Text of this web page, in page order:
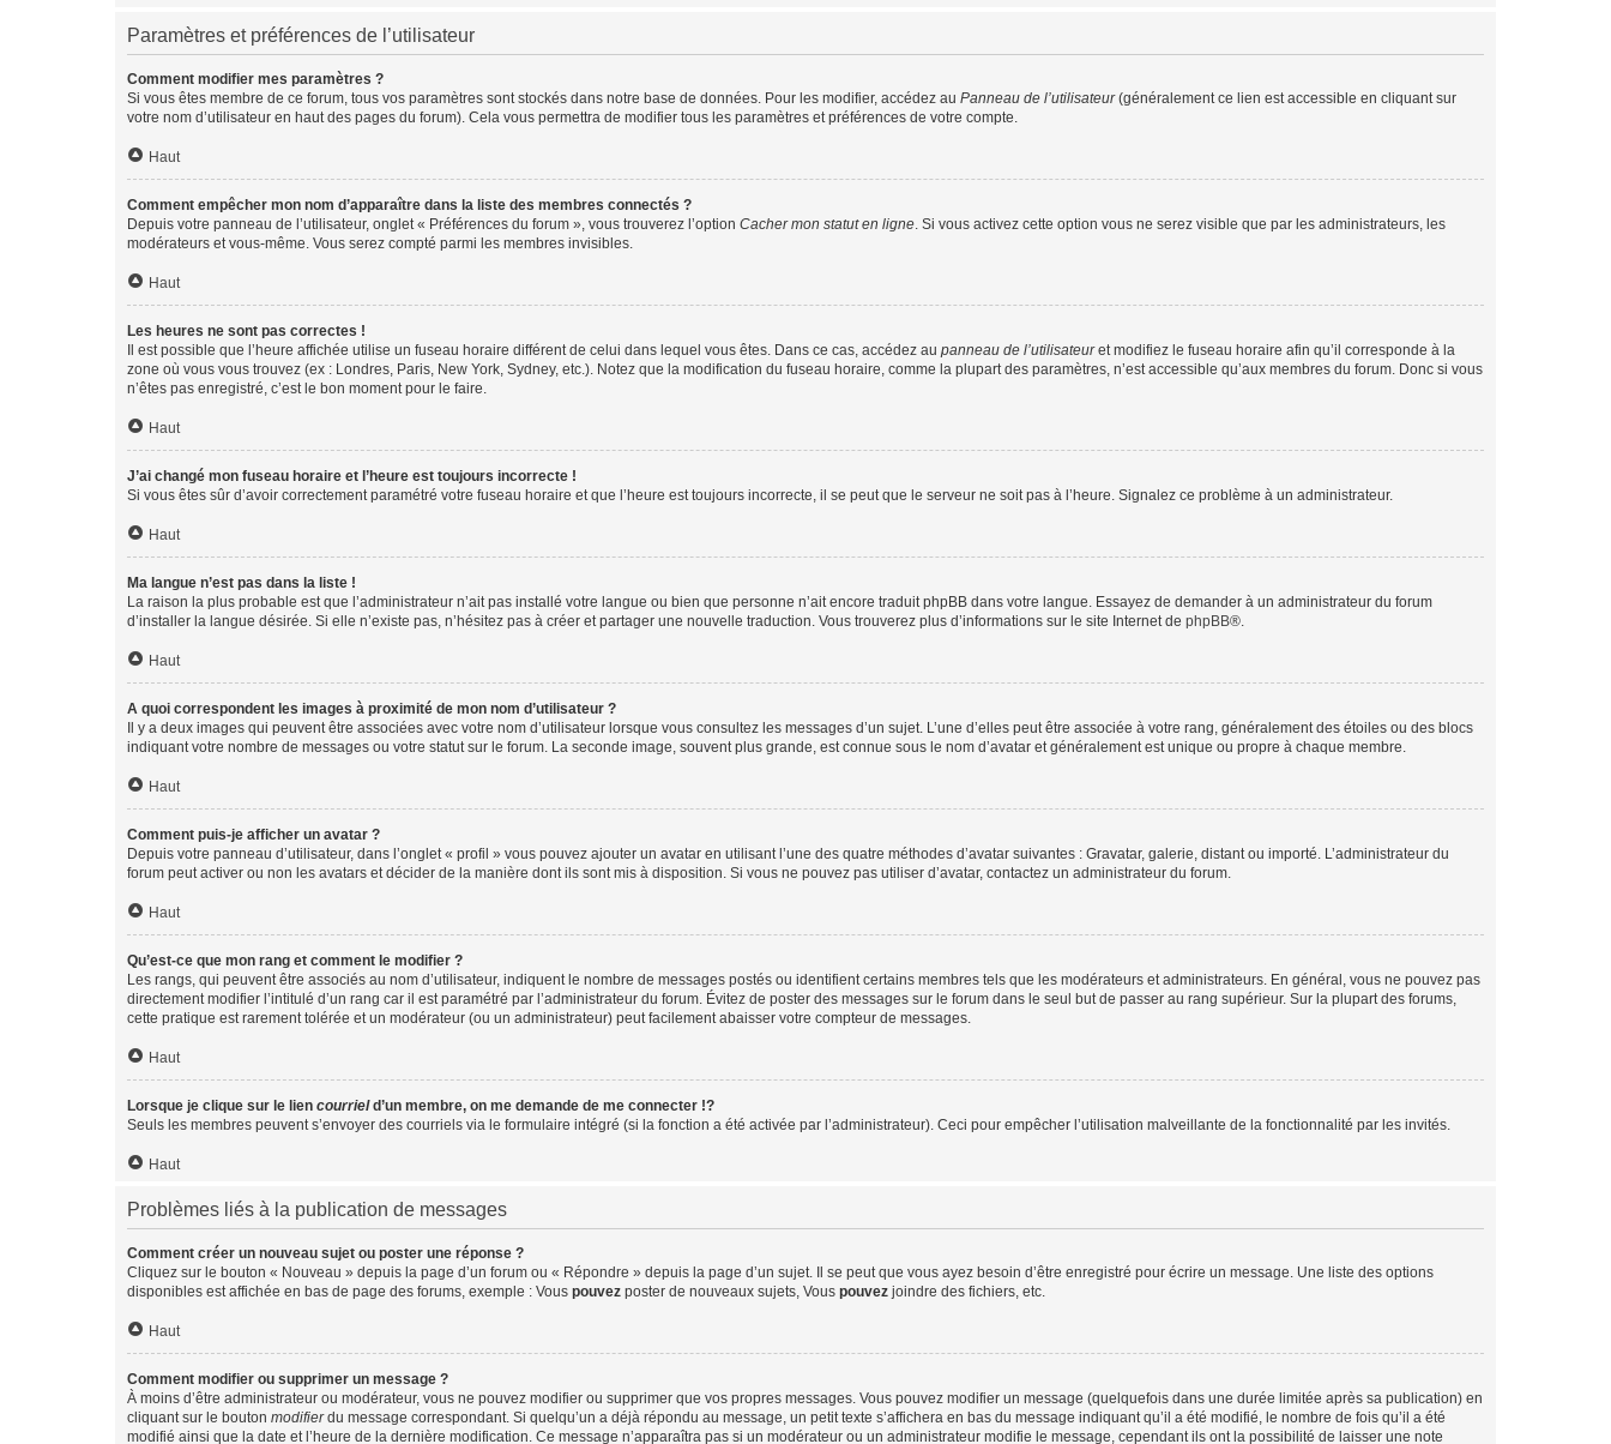
Paramètres et préférences de l’utilisateur
Comment modifier mes paramètres ?
Si vous êtes membre de ce forum, tous vos paramètres sont stockés dans notre base de données. Pour les modifier, accédez au Panneau de l’utilisateur(généralement ce lien est accessible en cliquant sur
votre nom d’utilisateur en haut des pages du forum). Cela vous permettra de modifier tous les paramètres et préférences de votre compte.
Haut
Comment empêcher mon nom d’apparaître dans la liste des membres connectés ?
Depuis votre panneau de l’utilisateur, onglet « Préférences du forum », vous trouverez l’option Cacher mon statut en ligne. Si vous activez cette option vous ne serez visible que par les administrateurs, les
modérateurs et vous-même. Vous serez compté parmi les membres invisibles.
Haut
Les heures ne sont pas correctes !
Il est possible que l’heure affichée utilise un fuseau horaire différent de celui dans lequel vous êtes. Dans ce cas, accédez au panneau de l’utilisateuret modifiez le fuseau horaire afin qu’il corresponde à la
zone où vous vous trouvez (ex : Londres, Paris, New York, Sydney, etc.). Notez que la modification du fuseau horaire, comme la plupart des paramètres, n’est accessible qu’aux membres du forum. Donc si vous
n’êtes pas enregistré, c’est le bon moment pour le faire.
Haut
J’ai changé mon fuseau horaire et l’heure est toujours incorrecte !
Si vous êtes sûr d’avoir correctement paramétré votre fuseau horaire et que l’heure est toujours incorrecte, il se peut que le serveur ne soit pas à l’heure. Signalez ce problème à un administrateur.
Haut
Ma langue n’est pas dans la liste !
La raison la plus probable est que l’administrateur n’ait pas installé votre langue ou bien que personne n’ait encore traduit phpBB dans votre langue. Essayez de demander à un administrateur du forum
d’installer la langue désirée. Si elle n’existe pas, n’hésitez pas à créer et partager une nouvelle traduction. Vous trouverez plus d’informations sur le site Internet de phpBB®.
Haut
A quoi correspondent les images à proximité de mon nom d’utilisateur ?
Il y a deux images qui peuvent être associées avec votre nom d’utilisateur lorsque vous consultez les messages d’un sujet. L’une d’elles peut être associée à votre rang, généralement des étoiles ou des blocs
indiquant votre nombre de messages ou votre statut sur le forum. La seconde image, souvent plus grande, est connue sous le nom d’avatar et généralement est unique ou propre à chaque membre.
Haut
Comment puis-je afficher un avatar ?
Depuis votre panneau d’utilisateur, dans l’onglet « profil » vous pouvez ajouter un avatar en utilisant l’une des quatre méthodes d’avatar suivantes : Gravatar, galerie, distant ou importé. L’administrateur du
forum peut activer ou non les avatars et décider de la manière dont ils sont mis à disposition. Si vous ne pouvez pas utiliser d’avatar, contactez un administrateur du forum.
Haut
Qu’est-ce que mon rang et comment le modifier ?
Les rangs, qui peuvent être associés au nom d’utilisateur, indiquent le nombre de messages postés ou identifient certains membres tels que les modérateurs et administrateurs. En général, vous ne pouvez pas
directement modifier l’intitulé d’un rang car il est paramétré par l’administrateur du forum. Évitez de poster des messages sur le forum dans le seul but de passer au rang supérieur. Sur la plupart des forums,
cette pratique est rarement tolérée et un modérateur (ou un administrateur) peut facilement abaisser votre compteur de messages.
Haut
Lorsque je clique sur le lien courrield’un membre, on me demande de me connecter !?
Seuls les membres peuvent s’envoyer des courriels via le formulaire intégré (si la fonction a été activée par l’administrateur). Ceci pour empêcher l’utilisation malveillante de la fonctionnalité par les invités.
Haut
Problèmes liés à la publication de messages
Comment créer un nouveau sujet ou poster une réponse ?
Cliquez sur le bouton « Nouveau » depuis la page d’un forum ou « Répondre » depuis la page d’un sujet. Il se peut que vous ayez besoin d’être enregistré pour écrire un message. Une liste des options
disponibles est affichée en bas de page des forums, exemple : Vous pouvez poster de nouveaux sujets, Vous pouvez joindre des fichiers, etc.
Haut
Comment modifier ou supprimer un message ?
À moins d’être administrateur ou modérateur, vous ne pouvez modifier ou supprimer que vos propres messages. Vous pouvez modifier un message (quelquefois dans une durée limitée après sa publication) en
cliquant sur le bouton modifierdu message correspondant. Si quelqu’un a déjà répondu au message, un petit texte s’affichera en bas du message indiquant qu’il a été modifié, le nombre de fois qu’il a été
modifié ainsi que la date et l’heure de la dernière modification. Ce message n’apparaîtra pas si un modérateur ou un administrateur modifie le message, cependant ils ont la possibilité de laisser une note